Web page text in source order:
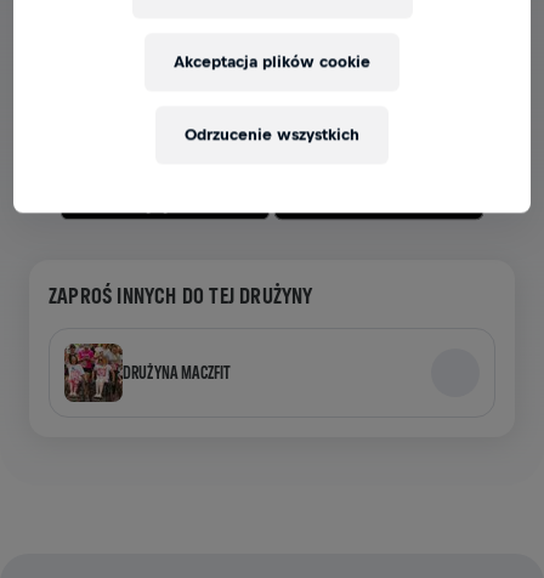
Niezależnie od tego, czy jesteś w drużynie, czy tworzysz
ZAPROŚ INNYCH DO TEJ DRUŻYNY
DRUŻYNA MACZFIT
Odrzucenie wszystkich
Akceptacja plików cookie